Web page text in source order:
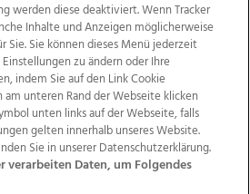
Mediadaten Kontakt
Jobs
AGB Anzeigekunden
Politische Werbung
werden diese deaktiviert. Wenn Tracker
Inhalte und Anzeigen möglicherweise
Sie. Sie können dieses Menü jederzeit
zu ändern oder Ihre
indem Sie auf den Link Cookie
unteren Rand der Webseite klicken
unten links auf der Webseite, falls
gelten innerhalb unseres Website.
Sie in unserer Datenschutzerklärung.
verarbeiten Daten, um Folgendes